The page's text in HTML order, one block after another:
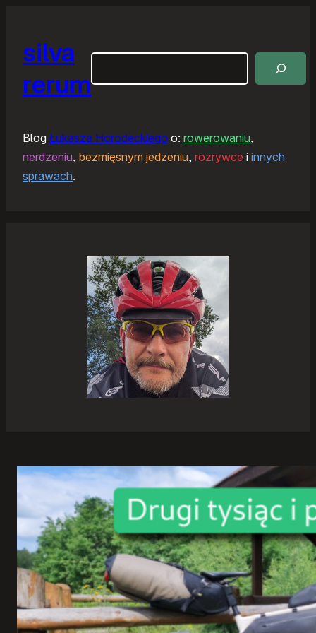
silva
rerum
Blog Łukasza Horodeckiego o: rowerowaniu,
nerdzeniu, bezmięsnym jedzeniu, rozrywce i innych
sprawach.